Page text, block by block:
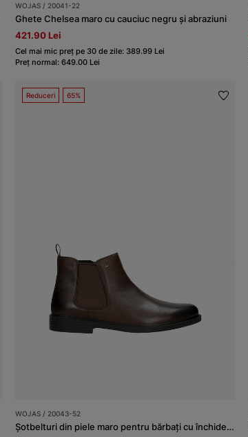
WOJAS / 20041-22
Ghete Chelsea maro cu cauciuc negru și abraziuni
421.90 Lei
Cel mai mic preț pe 30 de zile: 389.99 Lei
Preț normal: 649.00 Lei
Reduceri 65%
WOJAS / 20043-52
Șotbelturi din piele maro pentru bărbați cu închidere la fermoar